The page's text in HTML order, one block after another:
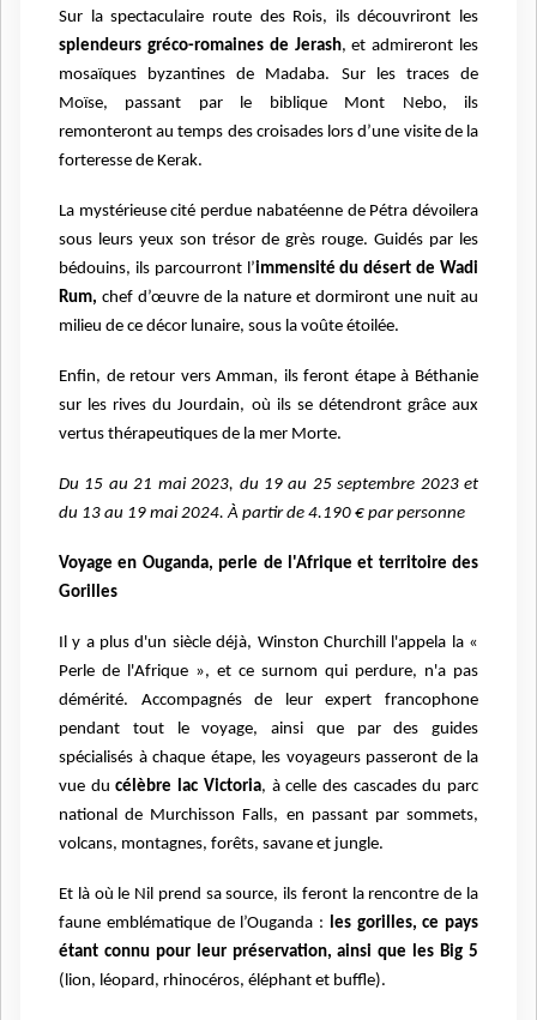
Sur la spectaculaire route des Rois, ils découvriront les
splendeurs gréco-romaines de Jerash, et admireront les
mosaïques byzantines de Madaba. Sur les traces de
Moïse, passant par le biblique Mont Nebo, ils
remonteront au temps des croisades lors d’une visite de la
forteresse de Kerak.
La mystérieuse cité perdue nabatéenne de Pétra dévoilera
sous leurs yeux son trésor de grès rouge. Guidés par les
bédouins, ils parcourront l’immensité du désert de Wadi
Rum, chef d’œuvre de la nature et dormiront une nuit au
milieu de ce décor lunaire, sous la voûte étoilée.
Enfin, de retour vers Amman, ils feront étape à Béthanie
sur les rives du Jourdain, où ils se détendront grâce aux
vertus thérapeutiques de la mer Morte.
Du 15 au 21 mai 2023, du 19 au 25 septembre 2023 et
du 13 au 19 mai 2024. À partir de 4.190 € par personne
Voyage en Ouganda, perle de l'Afrique et territoire des
Gorilles
Il y a plus d'un siècle déjà, Winston Churchill l'appela la «
Perle de l'Afrique », et ce surnom qui perdure, n'a pas
démérité. Accompagnés de leur expert francophone
pendant tout le voyage, ainsi que par des guides
spécialisés à chaque étape, les voyageurs passeront de la
vue du célèbre lac Victoria, à celle des cascades du parc
national de Murchisson Falls, en passant par sommets,
volcans, montagnes, forêts, savane et jungle.
Et là où le Nil prend sa source, ils feront la rencontre de la
faune emblématique de l’Ouganda :
les gorilles, ce pays
étant connu pour leur préservation, ainsi que les Big 5
(lion, léopard, rhinocéros, éléphant et buffle).